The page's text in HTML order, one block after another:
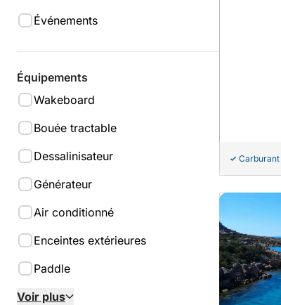
Événements
Équipements
Wakeboard
Bouée tractable
Dessalinisateur
Générateur
Air conditionné
Enceintes extérieures
Paddle
Voir plus